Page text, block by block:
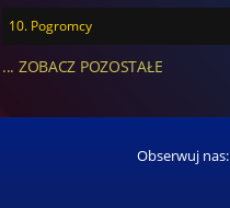
10. Pogromcy
... ZOBACZ POZOSTAŁE
Obserwuj nas: